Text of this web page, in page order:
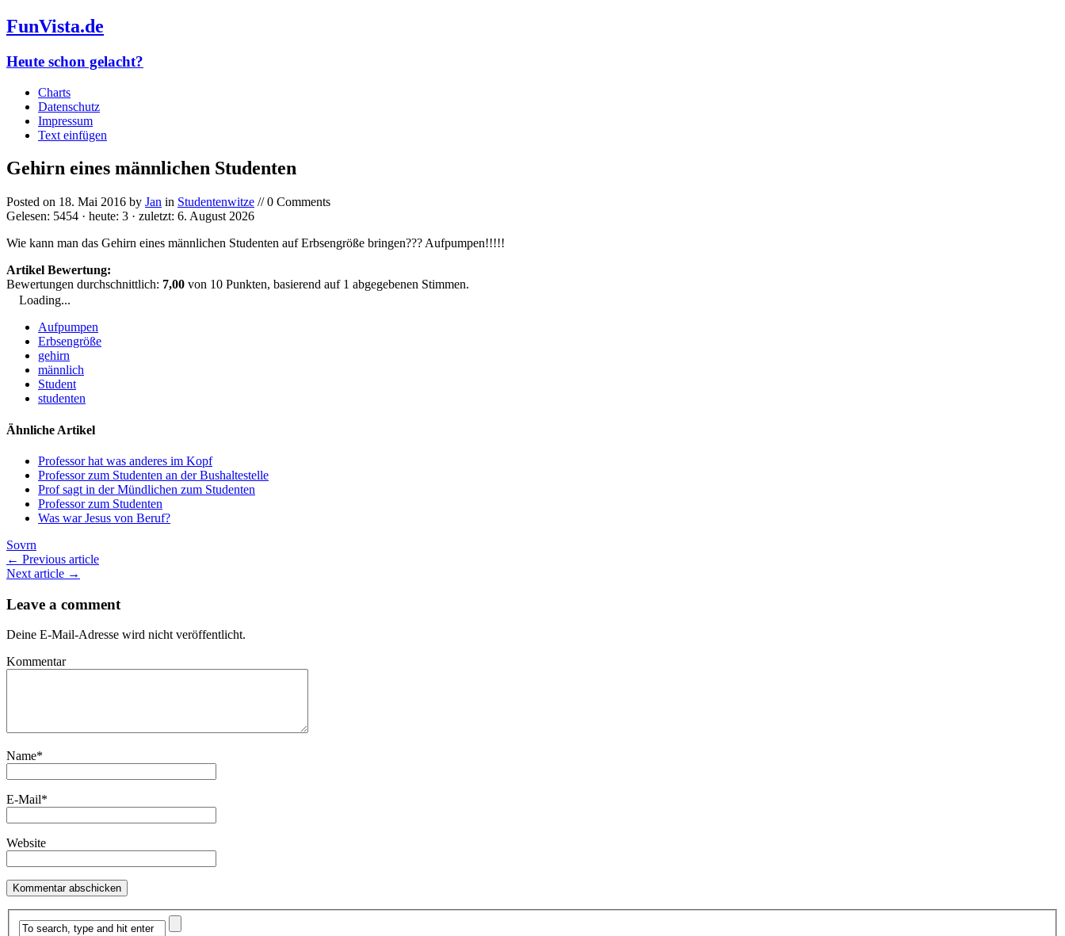
FunVista.de
Heute schon gelacht?
Charts
Datenschutz
Impressum
Text einfügen
Gehirn eines männlichen Studenten
Posted on 18. Mai 2016 by Jan in Studentenwitze // 0 Comments
Gelesen: 5454 · heute: 3 · zuletzt: 6. August 2026
Wie kann man das Gehirn eines männlichen Studenten auf Erbsengröße bringen??? Aufpumpen!!!!!
Artikel Bewertung:
Bewertungen durchschnittlich: 7,00 von 10 Punkten, basierend auf 1 abgegebenen Stimmen.
Loading...
Aufpumpen
Erbsengröße
gehirn
männlich
Student
studenten
Ähnliche Artikel
Professor hat was anderes im Kopf
Professor zum Studenten an der Bushaltestelle
Prof sagt in der Mündlichen zum Studenten
Professor zum Studenten
Was war Jesus von Beruf?
Sovrn
← Previous article
Next article →
Leave a comment
Deine E-Mail-Adresse wird nicht veröffentlicht.
Kommentar
Name*
E-Mail*
Website